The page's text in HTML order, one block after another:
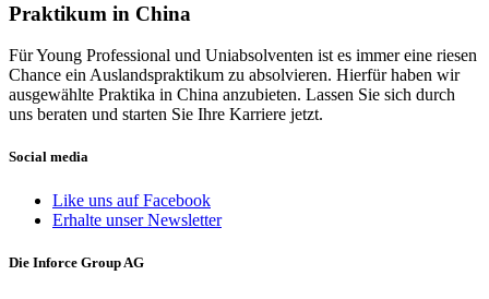
Praktikum in China
Für Young Professional und Uniabsolventen ist es immer eine riesen
Chance ein Auslandspraktikum zu absolvieren. Hierfür haben wir
ausgewählte Praktika in China anzubieten. Lassen Sie sich durch
uns beraten und starten Sie Ihre Karriere jetzt.
Social media
Like uns auf Facebook
Erhalte unser Newsletter
Die Inforce Group AG